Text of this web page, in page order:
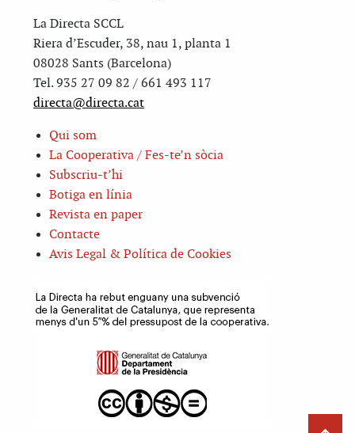
La Directa SCCL
Riera d’Escuder, 38, nau 1, planta 1
08028 Sants (Barcelona)
Tel. 935 27 09 82 / 661 493 117
directa@directa.cat
Qui som
La Cooperativa / Fes-te’n sòcia
Subscriu-t’hi
Botiga en línia
Revista en paper
Contacte
Avis Legal & Política de Cookies